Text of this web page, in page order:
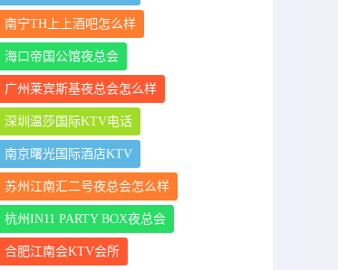
南宁TH上上酒吧怎么样
海口帝国公馆夜总会
广州莱宾斯基夜总会怎么样
深圳温莎国际KTV电话
南京曙光国际酒店KTV
苏州江南汇二号夜总会怎么样
杭州IN11 PARTY BOX夜总会
合肥江南会KTV会所